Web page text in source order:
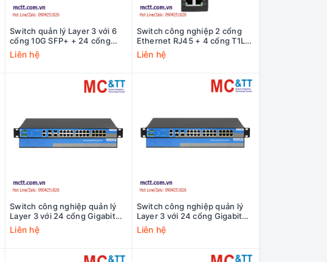
Switch quản lý Layer 3 với 6
cổng 10G SFP+ + 24 cổng
Gigabit SFP + 8 cổng Gigabit
Ethernet 3Onedata ICS5000-
Liên hệ
Switch công nghiệp 2 cổng
Ethernet RJ45 + 4 cổng T1L
Ethernet ICP DAS NSM-2402-
T1L CR
Liên hệ
Switch công nghiệp quản lý
Layer 3 với 24 cổng Gigabit
Ethernet + 4 cổng 10Gb SFP+
3Onedata ICS5400SL-
Liên hệ
Switch công nghiệp quản lý
Layer 3 với 24 cổng Gigabit
Ethernet + 4 cổng 10Gb SFP+
3Onedata ICS5400SL-
Liên hệ